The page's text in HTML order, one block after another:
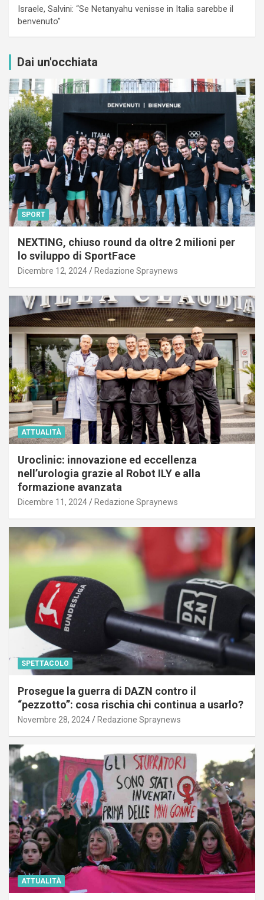
Israele, Salvini: “Se Netanyahu venisse in Italia sarebbe il
benvenuto”
Dai un'occhiata
SPORT
NEXTING, chiuso round da oltre 2 milioni per
lo sviluppo di SportFace
Dicembre 12, 2024 Redazione Spraynews
ATTUALITÀ
Uroclinic: innovazione ed eccellenza
nell’urologia grazie al Robot ILY e alla
formazione avanzata
Dicembre 11, 2024 Redazione Spraynews
SPETTACOLO
Prosegue la guerra di DAZN contro il
“pezzotto”: cosa rischia chi continua a usarlo?
Novembre 28, 2024 Redazione Spraynews
ATTUALITÀ